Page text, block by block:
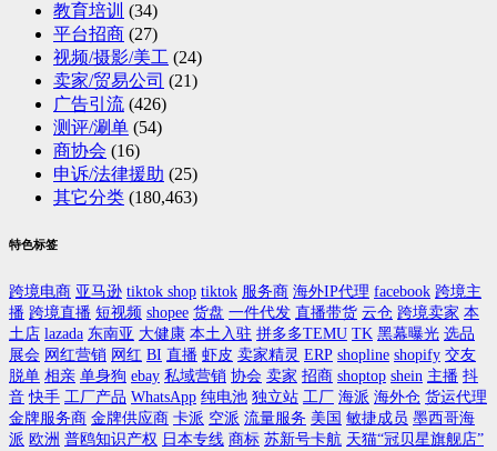
教育培训 (34)
平台招商 (27)
视频/摄影/美工 (24)
卖家/贸易公司 (21)
广告引流 (426)
测评/涮单 (54)
商协会 (16)
申诉/法律援助 (25)
其它分类 (180,463)
特色标签
跨境电商 亚马逊 tiktok shop tiktok 服务商 海外IP代理 facebook 跨境主
播 跨境直播 短视频 shopee 货盘 一件代发 直播带货 云仓 跨境卖家 本
土店 lazada 东南亚 大健康 本土入驻 拼多多TEMU TK 黑幕曝光 选品
展会 网红营销 网红 BI 直播 虾皮 卖家精灵 ERP shopline shopify 交友
脱单 相亲 单身狗 ebay 私域营销 协会 卖家 招商 shoptop shein 主播 抖
音 快手 工厂产品 WhatsApp 纯电池 独立站 工厂 海派 海外仓 货运代理
金牌服务商 金牌供应商 卡派 空派 流量服务 美国 敏捷成员 墨西哥海
派 欧洲 普鸥知识产权 日本专线 商标 苏新号卡航 天猫“冠贝星旗舰店”